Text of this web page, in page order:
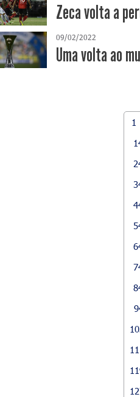
Zeca volta a
09/02/2022
Uma volta ao
1